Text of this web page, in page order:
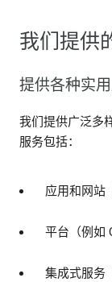
我们提供
提供各种实
我们提供广泛多
服务包括：
应用和网站
平台（例如
集成式服务